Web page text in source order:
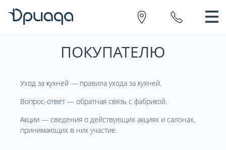
ПОКУПАТЕЛЮ
Уход за кухней — правила ухода за кухней.
Вопрос-ответ — обратная связь с фабрикой.
Акции — сведения о действующих акциях и салонах,
принимающих в них участие.